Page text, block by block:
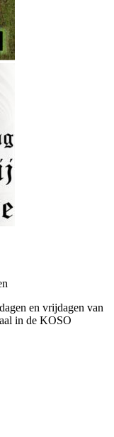
en vrijdagen van
in de KOSO